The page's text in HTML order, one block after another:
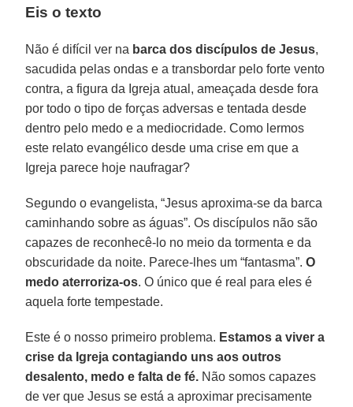
Eis o texto
Não é difícil ver na barca dos discípulos de Jesus,
sacudida pelas ondas e a transbordar pelo forte vento
contra, a figura da Igreja atual, ameaçada desde fora
por todo o tipo de forças adversas e tentada desde
dentro pelo medo e a mediocridade. Como lermos
este relato evangélico desde uma crise em que a
Igreja parece hoje naufragar?
Segundo o evangelista, “Jesus aproxima-se da barca
caminhando sobre as águas”. Os discípulos não são
capazes de reconhecê-lo no meio da tormenta e da
obscuridade da noite. Parece-lhes um “fantasma”.O
medo aterroriza-os. O único que é real para eles é
aquela forte tempestade.
Este é o nosso primeiro problema. Estamos a viver a
crise da Igreja contagiando uns aos outros
desalento, medo e falta de fé. Não somos capazes
de ver que Jesus se está a aproximar precisamente